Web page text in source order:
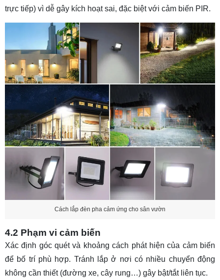
trực tiếp) vì dễ gây kích hoạt sai, đặc biệt với cảm biến PIR.
Cách lắp đèn pha cảm ứng cho sân vườn
4.2 Phạm vi cảm biến
Xác định góc quét và khoảng cách phát hiện của cảm biến
để bố trí phù hợp. Tránh lắp ở nơi có nhiều chuyển động
không cần thiết (đường xe, cây rung…) gây bật/tắt liên tục.